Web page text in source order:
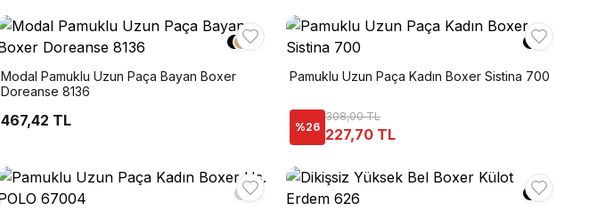
+
Modal Pamuklu Uzun Paça Bayan Boxer
Doreanse 8136
467,42 TL
Pamuklu Uzun Paça Kadın Boxer Sistina 700
%26
308,00 TL
227,70 TL